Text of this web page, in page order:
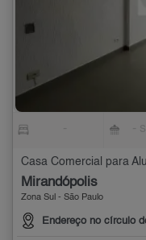
Casa Comercial para
Mirandópolis
Zona Sul - São Paulo
Endereço no círculo